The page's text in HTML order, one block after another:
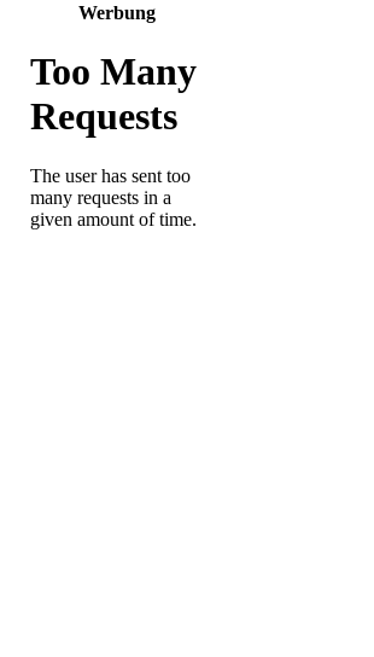
Werbung